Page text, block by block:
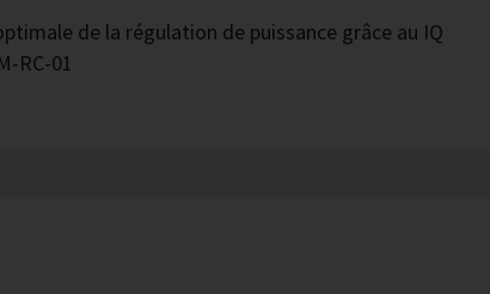
de la régulation de puissance grâce au IQ
RC-01